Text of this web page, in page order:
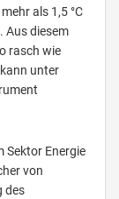
als 1,5 °C
Aus diesem
rasch wie
unter
Sektor Energie
von
des